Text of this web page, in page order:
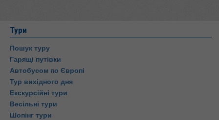
Тури
Пошук туру
Гарящі путівки
Автобусом по Європі
Тур вихідного дня
Екскурсійні тури
Весільні тури
Шопінг тури